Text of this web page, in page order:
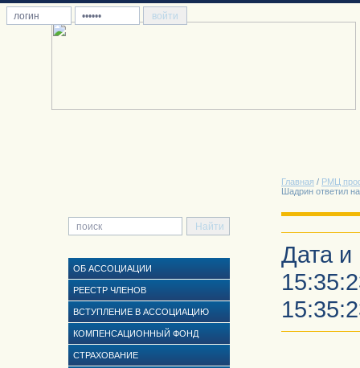
Главная / РМЦ
Шадрин ответил
ОБ АССОЦИАЦИИ
РЕЕСТР ЧЛЕНОВ
ВСТУПЛЕНИЕ В АССОЦИАЦИЮ
КОМПЕНСАЦИОННЫЙ ФОНД
СТРАХОВАНИЕ
Дата и